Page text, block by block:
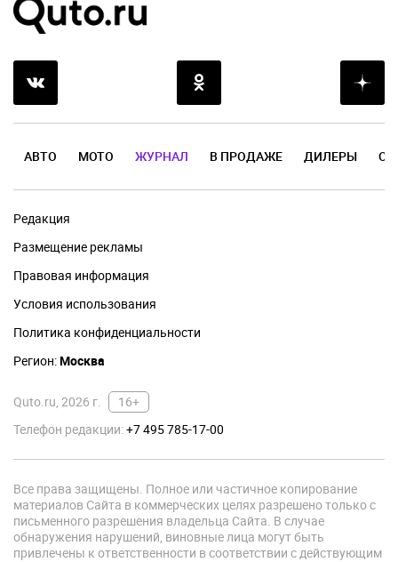
АВТО МОТО ЖУРНАЛ В ПРОДАЖЕ ДИЛЕРЫ
Редакция
Размещение рекламы
Правовая информация
Условия использования
Политика конфиденциальности
Регион:Москва
Quto.ru, 2026 г.
16+
Телефон редакции:+7 495 785-17-00
Все права защищены. Полное или частичное копирование
материалов Сайта в коммерческих целях разрешено только с
письменного разрешения владельца Сайта. В случае
обнаружения нарушений, виновные лица могут быть
привлечены к ответственности в соответствии с действующим